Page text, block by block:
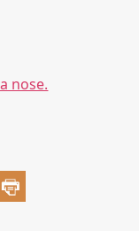
nose.